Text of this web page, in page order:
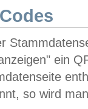
ein
so wird